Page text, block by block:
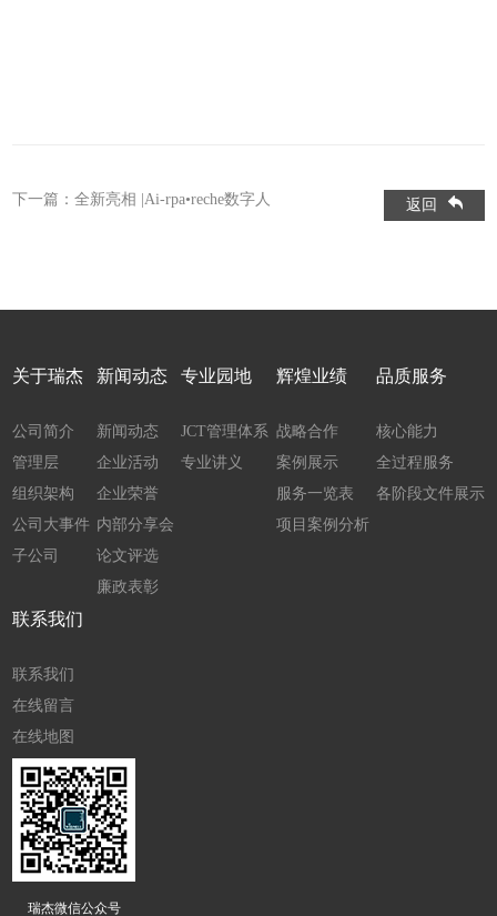
下一篇：全新亮相 |Ai-rpa•reche数字人 返回
关于瑞杰
公司简介
管理层
组织架构
公司大事件
子公司
新闻动态
新闻动态
企业活动
企业荣誉
内部分享会
论文评选
廉政表彰
专业园地
JCT管理体系
专业讲义
辉煌业绩
战略合作
案例展示
服务一览表
项目案例分析
品质服务
核心能力
全过程服务
各阶段文件展示
联系我们
联系我们
在线留言
在线地图
瑞杰微信公众号